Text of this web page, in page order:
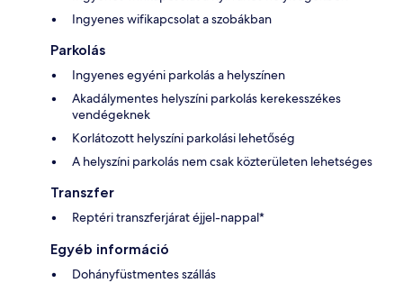
Ingyenes wifikapcsolat a szobákban
Parkolás
Ingyenes egyéni parkolás a helyszínen
Akadálymentes helyszíni parkolás kerekesszékes
vendégeknek
Korlátozott helyszíni parkolási lehetőség
A helyszíni parkolás nem csak közterületen lehetséges
Transzfer
Reptéri transzferjárat éjjel-nappal*
Egyéb információ
Dohányfüstmentes szállás